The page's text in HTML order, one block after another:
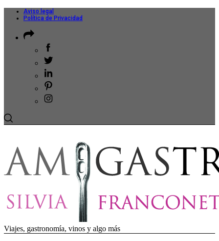
Aviso legal
Política de Privacidad
Viajes, gastronomía, vinos y algo más